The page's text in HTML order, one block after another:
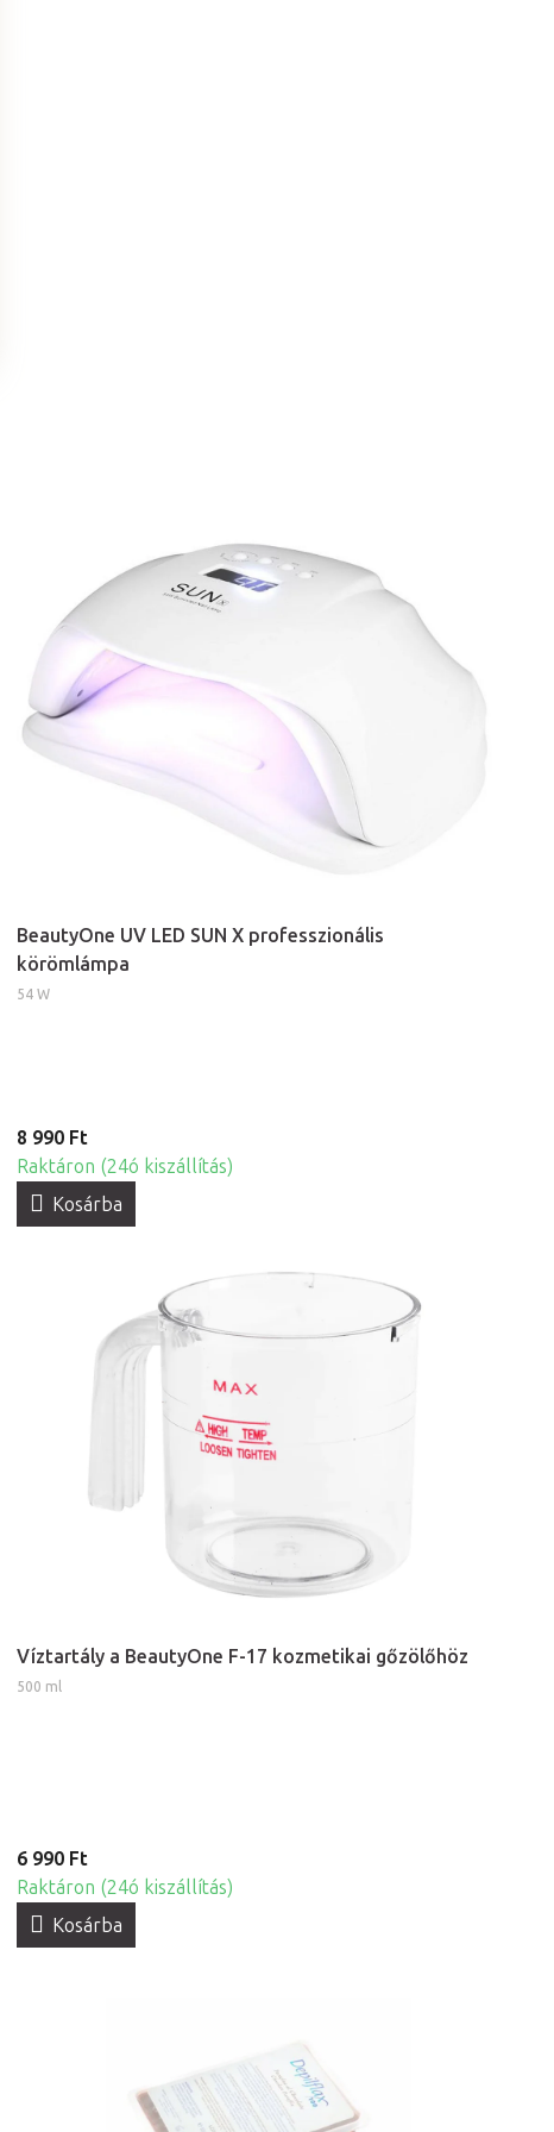
BeautyOne UV LED SUN X professzionális
körömlámpa
54 W
8 990 Ft
Raktáron (24ó kiszállítás)
Kosárba
Víztartály a BeautyOne F-17 kozmetikai gőzölőhöz
500 ml
6 990 Ft
Raktáron (24ó kiszállítás)
Kosárba